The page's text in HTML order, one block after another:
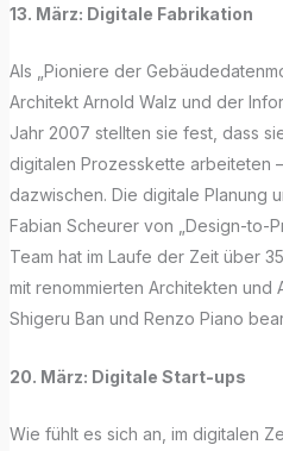
13. März: Digitale Fabrikation
Als „Pioniere der
Architekt Arnold Walz und der
Jahr 2007 stellten sie fest, dass
digitalen Prozesskette arbeiteten
dazwischen. Die digitale Planung
Fabian Scheurer von „Design-to-
Team hat im Laufe der Zeit über
mit renommierten Architekten und
Shigeru Ban und Renzo Piano
20. März: Digitale Start-ups
Wie fühlt es sich an, im digitalen